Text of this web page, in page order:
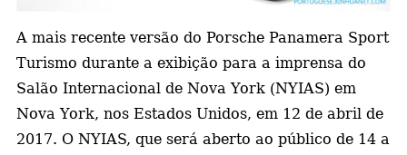
A mais recente versão do Porsche Panamera Sport
Turismo durante a exibição para a imprensa do
Salão Internacional de Nova York (NYIAS) em
Nova York, nos Estados Unidos, em 12 de abril de
2017. O NYIAS, que será aberto ao público de 14 a